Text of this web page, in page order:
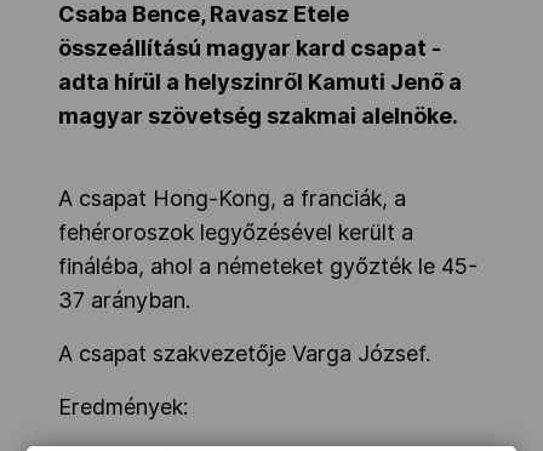
Társszervezetek
OVEP
Adatbank
Csaba Bence, Ravasz Etele
összeállítású magyar kard csapat -
adta hírül a helyszinről Kamuti Jenő a
magyar szövetség szakmai alelnöke.
A csapat Hong-Kong, a franciák, a
fehéroroszok legyőzésével került a
fináléba, ahol a németeket győzték le 45-
37 arányban.
A csapat szakvezetője Varga József.
Eredmények: